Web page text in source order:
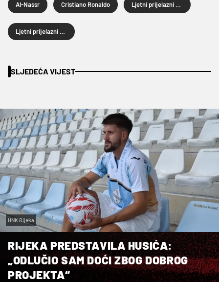
Al-Nassr Cristiano Ronaldo
SLJEDEĆA VIJEST
HNK Rijeka
RIJEKA PREDSTAVILA HUSIĆA:
„ODLUČIO SAM DOĆI ZBOG DOBROG
PROJEKTA“